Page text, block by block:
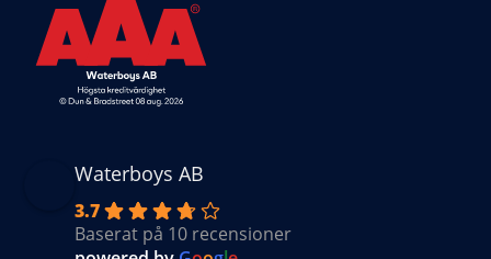
Waterboys AB
3.7
Baserat på 10 recensioner